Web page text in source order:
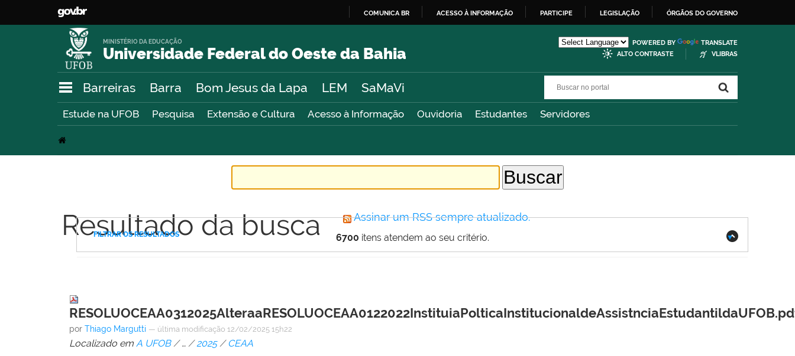
O
COMUNICA BR ACESSO À INFORMAÇÃO PARTICIPE LEGISLAÇÃO ÓRGÃOS DO GOVERNO
Universidade Federal do Oeste da Bahia
MINISTÉRIO DA EDUCAÇÃO POWERED BY
TRANSLATE
ALTO CONTRASTE
VLIBRAS
Barreiras Barra Bom Jesus da Lapa LEM SaMaVi
Estude na UFOB Pesquisa Extensão e Cultura Acesso à Informação Ouvidoria Estudantes Servidores
Resultado da busca Assinar um RSS sempre atualizado.
6700 itens atendem ao seu critério.
FILTRAR OS RESULTADOS
porThiago Margutti — última modificação 12/02/2025 15h22
Localizado em A UFOB /…/2025 / CEAA